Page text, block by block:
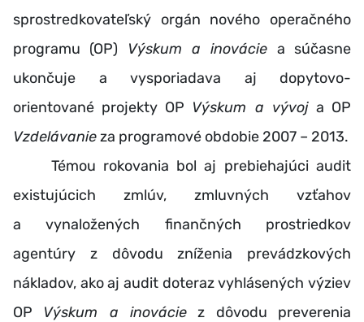
sprostredkovateľský orgán nového operačného
programu (OP)
Výskum a inovácie a súčasne
ukončuje a vysporiadava aj dopytovo-
orientované projekty OP Výskum a vývoja OP
Vzdelávanieza programové obdobie 2007 – 2013.
Témou rokovania bol aj prebiehajúci audit
existujúcich zmlúv, zmluvných vzťahov
a vynaložených finančných prostriedkov
agentúry z dôvodu zníženia prevádzkových
nákladov, ako aj audit doteraz vyhlásených výziev
OP Výskum a inovácie z dôvodu preverenia